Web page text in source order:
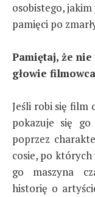
osobistego,
pamięci po
Pamiętaj, że
głowie filmowca
Jeśli robi się film
pokazuje się
poprzez
cosie, po których
go maszyna
historię o